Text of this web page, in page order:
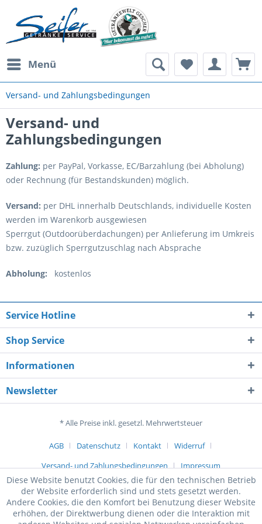
Menü
Versand- und Zahlungsbedingungen
Versand- und
Zahlungsbedingungen
Zahlung: per PayPal, Vorkasse, EC/Barzahlung (bei Abholung)
oder Rechnung (für Bestandskunden) möglich.
Versand: per DHL innerhalb Deutschlands, individuelle Kosten
werden im Warenkorb ausgewiesen
Sperrgut (Outdoorüberdachungen) per Anlieferung im Umkreis
bzw. zuzüglich Sperrgutzuschlag nach Absprache
Abholung: kostenlos
Service Hotline
Shop Service
Informationen
Newsletter
* Alle Preise inkl. gesetzl. Mehrwertsteuer
AGB Datenschutz Kontakt
Widerruf
Versand- und Zahlungsbedingungen
Impressum
Diese Website benutzt Cookies, die für den technischen Betrieb
der Website erforderlich sind und stets gesetzt werden.
Andere Cookies, die den Komfort bei Benutzung dieser Website
erhöhen, der Direktwerbung dienen oder die Interaktion mit